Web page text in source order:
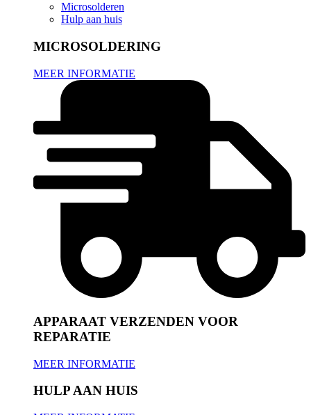
Microsolderen
Hulp aan huis
MICROSOLDERING
MEER INFORMATIE
APPARAAT VERZENDEN VOOR
REPARATIE
MEER INFORMATIE
HULP AAN HUIS